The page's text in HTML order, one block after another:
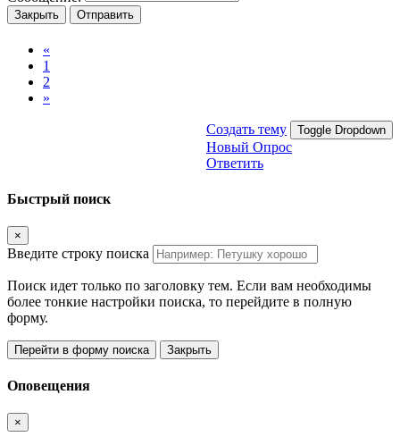
Закрыть Отправить
«
1
2
»
Создать тему Toggle Dropdown
Новый Опрос
Ответить
Быстрый поиск
×
Введите строку поиска
Поиск идет только по заголовку тем. Если вам необходимы
более тонкие настройки поиска, то перейдите в полную
форму.
Перейти в форму поиска Закрыть
Оповещения
×